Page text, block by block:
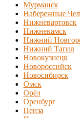
Мурманск
Набережные
Нижневартовск
Нижнекамск
Нижний
Нижний Тагил
Новокузнецк
Новороссийск
Новосибирск
Омск
Орёл
Оренбург
Пенза